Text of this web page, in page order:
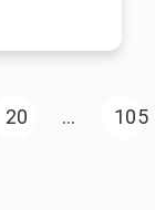
20 …
105